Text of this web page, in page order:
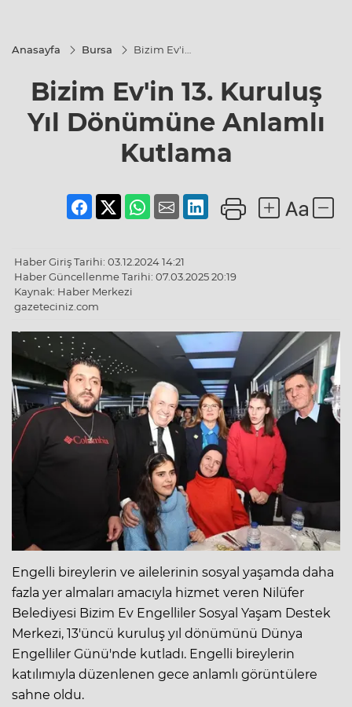
Anasayfa Bursa
Bizim Ev'in
Dönümüne
Anlamlı
Kutlama
Bizim Ev'in 13. Kuruluş
Yıl Dönümüne Anlamlı
Kutlama
Haber Giriş Tarihi: 03.12.2024 14:21
Haber Güncellenme Tarihi: 07.03.2025 20:19
Kaynak: Haber Merkezi
gazeteciniz.com
Engelli bireylerin ve ailelerinin sosyal yaşamda daha
fazla yer almaları amacıyla hizmet veren Nilüfer
Belediyesi Bizim Ev Engelliler Sosyal Yaşam Destek
Merkezi, 13'üncü kuruluş yıl dönümünü Dünya
Engelliler Günü'nde kutladı. Engelli bireylerin
katılımıyla düzenlenen gece anlamlı görüntülere
sahne oldu.